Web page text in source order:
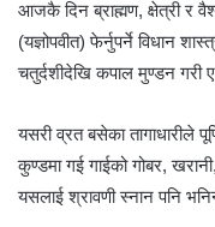
आजकै दिन ब्राह्मण, क्षेत्री र
(यज्ञोपवीत) फेर्नुपर्ने विधान
चतुर्दशीदेखि कपाल मुण्डन गरी
यसरी व्रत बसेका तागाधारीले
कुण्डमा गई गाईको गोबर,
यसलाई श्रावणी स्नान पनि